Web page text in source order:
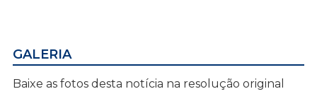
GALERIA
Baixe as fotos desta notícia na resolução original